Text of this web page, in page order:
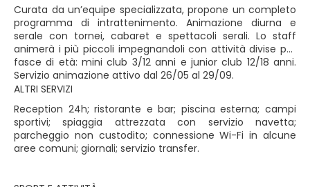
Curata da un’equipe specializzata, propone un completo
programma di intrattenimento. Animazione diurna e
serale con tornei, cabaret e spettacoli serali. Lo staff
animerà i più piccoli impegnandoli con attività divise per
fasce di età: mini club 3/12 anni e junior club 12/18 anni.
Servizio animazione attivo dal 26/05 al 29/09.
ALTRI SERVIZI
Reception 24h; ristorante e bar; piscina esterna; campi
sportivi; spiaggia attrezzata con servizio navetta;
parcheggio non custodito; connessione Wi-Fi in alcune
aree comuni; giornali; servizio transfer.